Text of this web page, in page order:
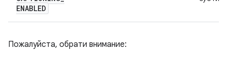
ENABLED
Пожалуйста, обрати внимание: